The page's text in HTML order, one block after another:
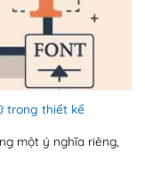
trong thiết kế
một ý nghĩa riêng,